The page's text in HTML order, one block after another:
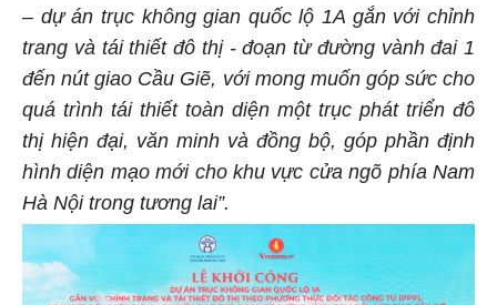
– dự án trục không gian quốc lộ 1A gắn với chỉnh
trang và tái thiết đô thị - đoạn từ đường vành đai 1
đến nút giao Cầu Giẽ, với mong muốn góp sức cho
quá trình tái thiết toàn diện một trục phát triển đô
thị hiện đại, văn minh và đồng bộ, góp phần định
hình diện mạo mới cho khu vực cửa ngõ phía Nam
Hà Nội trong tương lai”.